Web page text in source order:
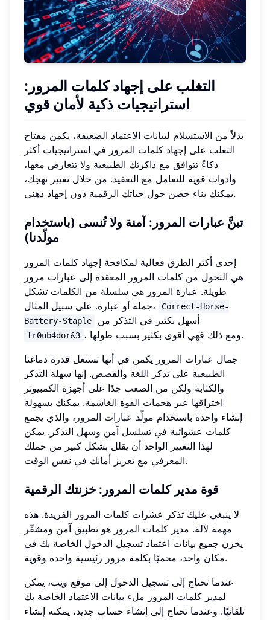
التغلب على إجهاد كلمات المرور:
استراتيجيات ذكية لأمان قوي
بدلاً من الاستسلام لبيانات الاعتماد الضعيفة، يكمن مفتاح
التغلب على إجهاد كلمات المرور في استراتيجيات أكثر
ذكاءً تتوافق مع ذاكرتك الطبيعية ولا تتعارض معها،
وأدوات قوية للتعامل مع التعقيد. من خلال تغيير نهجك،
يمكنك بناء حصن حول حياتك الرقمية دون إجهاد ذهني.
تبنَّ عبارات المرور: آمنة ولا تُنسى (باستخدام
مولّدنا)
إحدى أكثر الطرق فعالية لمكافحة إجهاد كلمات المرور
هي التحول من كلمات المرور المعقدة إلى عبارات مرور
طويلة. عبارة المرور هي سلسلة من الكلمات تشكل
جملة أو عبارة. على سبيل المثال،
Correct-Horse-
Battery-Staple
أسهل بكثير في التذكر من
tr0ub4dor&3
، ومع ذلك فهي أقوى بكثير بسبب طولها.
جمال عبارات المرور يكمن في أنها تستغل قدرة دماغنا
الطبيعية على تذكر اللغة والقصص. إنها سهلة التذكر
والكتابة ولكن من الصعب جدًا على أجهزة الكمبيوتر
اختراقها عبر هجمات القوة الغاشمة. يمكنك بسهولة
إنشاء واحدة باستخدام مولّد عبارات المرور ، والذي يجمع
كلمات عشوائية في تسلسل آمن وسهل التذكر. يمكن
لهذا التغيير الواحد أن يقلل بشكل كبير من حملك
المعرفي مع تعزيز أمانك في نفس الوقت.
قوة مدير كلمات المرور: خزنتك الرقمية
لا ينبغي عليك تذكر عشرات كلمات المرور الفريدة. هذه
مهمة لآلة. مدير كلمات المرور هو تطبيق آمن ومشفّر
يخزن جميع بيانات اعتماد تسجيل الدخول الخاصة بك في
مكان واحد، محميًا بكلمة مرور رئيسية واحدة وقوية.
عندما تحتاج إلى تسجيل الدخول إلى موقع ويب، يمكن
لمدير كلمات المرور ملء بيانات الاعتماد الخاصة بك
تلقائيًا. وعندما تحتاج إلى إنشاء حساب جديد، يمكنه إنشاء